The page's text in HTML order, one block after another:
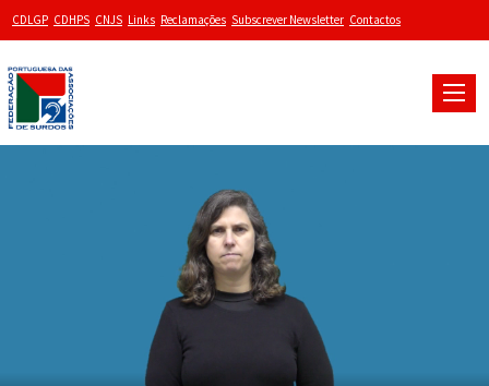
CDLGP CDHPS CNJS Links Reclamações Subscrever Newsletter Contactos
Toggle